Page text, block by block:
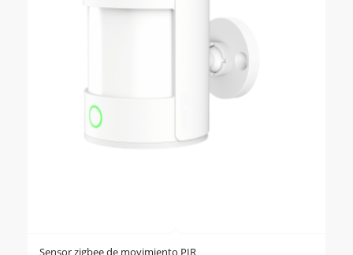
Sensor zigbee de movimiento PIR